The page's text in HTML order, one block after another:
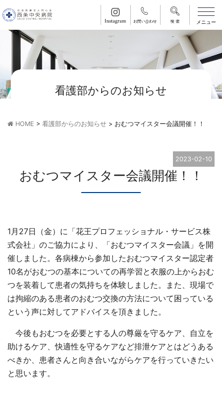
看護部からのお知らせ
HOME > 看護部からのお知らせ > おむつマイスター会議開催！！
2023-02-10
おむつマイスター会議開催！！
1月 27日（金）に「花王プロフェッショナル・サービス株
式会社」のご協力により、「おむつマイスター会議」を開
催しました。各病棟から参加したおむつマイスター認定者
10名がおむつの基本についての再学習と衣服の上からおむ
つを装着して患者の気持ちを体験しました。また、現場で
は拘縮のある患者のおむつ交換の方法について困っている
という声に対してアドバイスを頂きました。
今後もおむつを必要とする人の尊厳を守るケア、自立を
助けるケア、快適性を守るケアなど排泄ケアとはどうある
べきか、患者さんと向き合いながらケアを行っていきたい
と思います。